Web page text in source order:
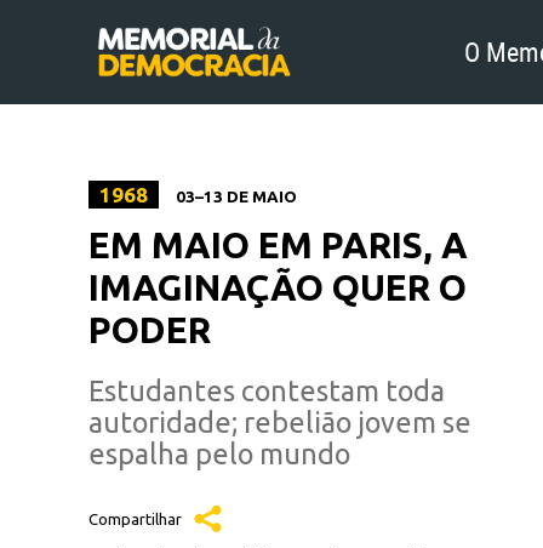
O
1968 03–13 DE MAIO
EM MAIO EM PARIS, A
IMAGINAÇÃO QUER O
PODER
Estudantes contestam toda
autoridade; rebelião jovem se
espalha pelo mundo
Compartilhar